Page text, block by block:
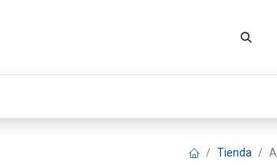
Tienda